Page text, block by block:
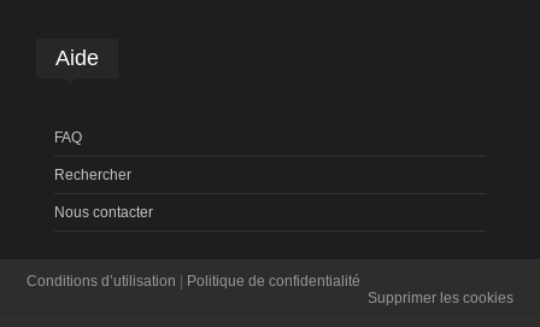
Aide
FAQ
Rechercher
Nous contacter
Conditions d’utilisation | Politique de confidentialité
Supprimer les cookies